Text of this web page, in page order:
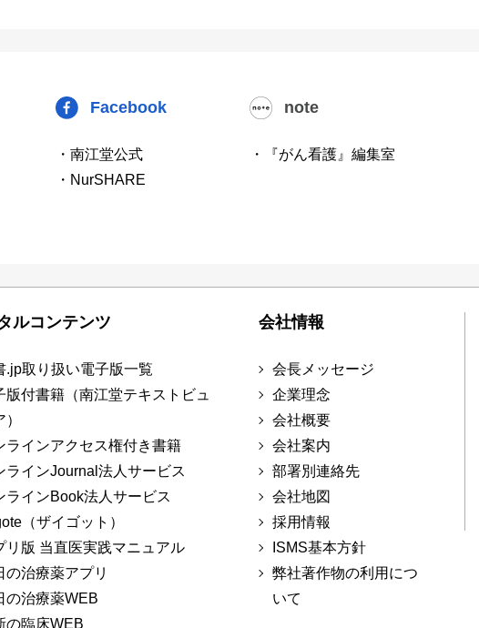
Facebook
・南江堂公式
・NurSHARE
note
・『がん看護』編集室
ルコンテンツ
.jp取り扱い電子版一覧
版付書籍（南江堂テキストビュ
ラインアクセス権付き書籍
ラインJournal法人サービス
ラインBook法人サービス
（ザイゴット）
リ版 当直医実践マニュアル
の治療薬アプリ
の治療薬WEB
の臨床WEB
会社情報
会長メッセージ
企業理念
会社概要
会社案内
部署別連絡先
会社地図
採用情報
ISMS基本方針
弊社著作物の利用につ
いて